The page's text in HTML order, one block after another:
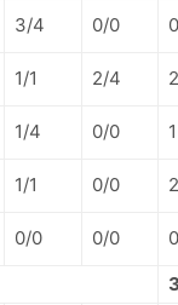
3/4 0/0 0
1/1 2/4 2
1/4 0/0 1
1/1 0/0 2
0/0 0/0
0